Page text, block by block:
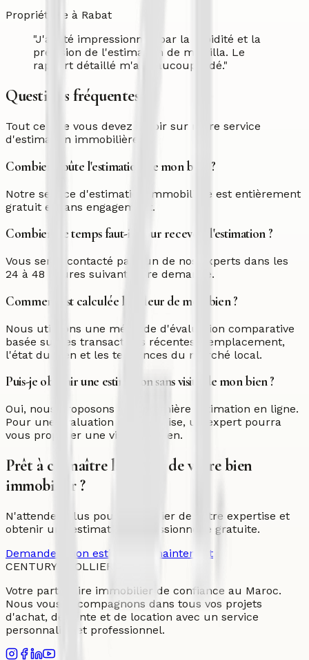
Propriétaire à Rabat
"J'ai été impressionnée par la rapidité et la
précision de l'estimation de ma villa. Le
rapport détaillé m'a beaucoup aidé."
Questions fréquentes
Tout ce que vous devez savoir sur notre service
d'estimation immobilière.
Combien coûte l'estimation de mon bien ?
Notre service d'estimation immobilière est entièrement
gratuit et sans engagement.
Combien de temps faut-il pour recevoir l'estimation ?
Vous serez contacté par l'un de nos experts dans les
24 à 48 heures suivant votre demande.
Comment est calculée la valeur de mon bien ?
Nous utilisons une méthode d'évaluation comparative
basée sur les transactions récentes, l'emplacement,
l'état du bien et les tendances du marché local.
Puis-je obtenir une estimation sans visite de mon bien ?
Oui, nous proposons une première estimation en ligne.
Pour une évaluation plus précise, un expert pourra
vous proposer une visite du bien.
Prêt à connaître la valeur de votre bien
immobilier ?
N'attendez plus pour bénéficier de notre expertise et
obtenir une estimation professionnelle gratuite.
Demander mon estimation maintenant
CENTURY
OLLIER
Votre partenaire immobilier de confiance au Maroc.
Nous vous accompagnons dans tous vos projets
d'achat, de vente et de location avec un service
personnalisé et professionnel.